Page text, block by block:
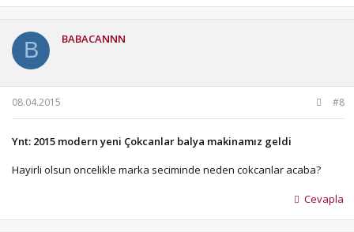
B BABACANNN
08.04.2015 #8
Ynt: 2015 modern yeni Çokcanlar balya makinamız geldi
Hayirli olsun oncelikle marka seciminde neden cokcanlar acaba?
Cevapla